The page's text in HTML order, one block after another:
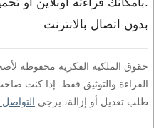
بدون اتصال بالانترنت
حقوق الملكية الفكرية محفوظة
القراءة والتوثيق فقط. إذا كنت
طلب تعديل أو إزالة، يرجى التواصل